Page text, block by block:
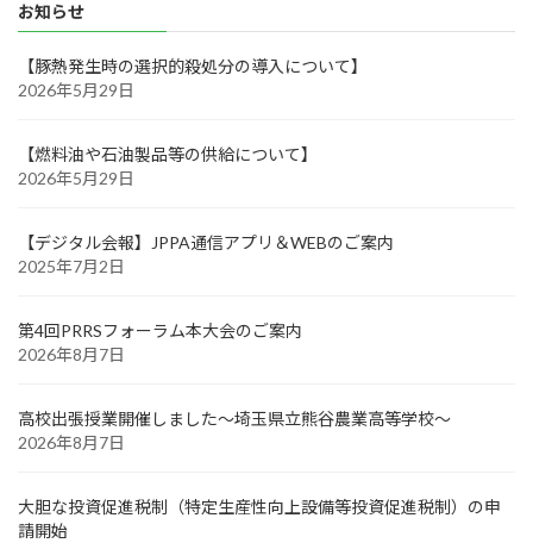
お知らせ
【豚熱発生時の選択的殺処分の導入について】
2026年5月29日
【燃料油や石油製品等の供給について】
2026年5月29日
【デジタル会報】JPPA通信アプリ＆WEBのご案内
2025年7月2日
第4回PRRSフォーラム本大会のご案内
2026年8月7日
高校出張授業開催しました～埼玉県立熊谷農業高等学校～
2026年8月7日
大胆な投資促進税制（特定生産性向上設備等投資促進税制）の申
請開始